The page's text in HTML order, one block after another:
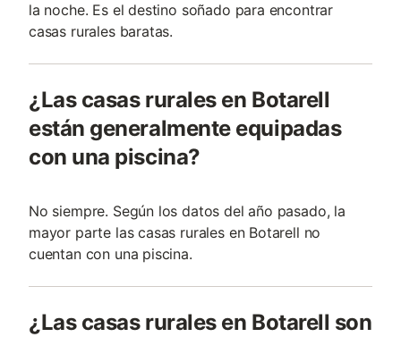
la noche. Es el destino soñado para encontrar
casas rurales baratas.
¿Las casas rurales en Botarell
están generalmente equipadas
con una piscina?
No siempre. Según los datos del año pasado, la
mayor parte las casas rurales en Botarell no
cuentan con una piscina.
¿Las casas rurales en Botarell son